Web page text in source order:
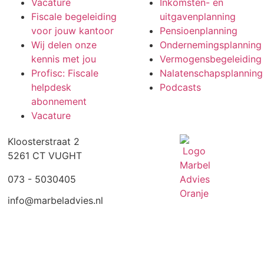
Fiscale begeleiding
voor jouw kantoor
Wij delen onze
kennis met jou
Profisc: Fiscale
helpdesk
abonnement
Vacature
uitgavenplanning
Pensioenplanning
Ondernemingsplanning
Vermogensbegeleiding
Nalatenschapsplanning
Podcasts
Kloosterstraat 2
5261 CT VUGHT
073 - 5030405
info@marbeladvies.nl